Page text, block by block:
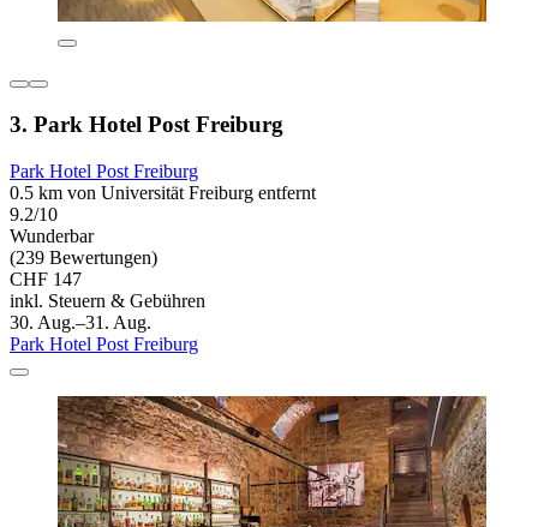
3. Park Hotel Post Freiburg
Park Hotel Post Freiburg
0.5 km von Universität Freiburg entfernt
9.2/10
Wunderbar
(239 Bewertungen)
CHF 147
inkl. Steuern & Gebühren
30. Aug.–31. Aug.
Park Hotel Post Freiburg